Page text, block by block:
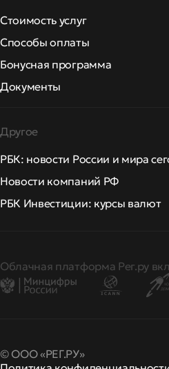
Стоимость услуг
Способы оплаты
Бонусная программа
Документы
Другое
РБК: новости России и мира
Новости компаний РФ
РБК Инвестиции: курсы валют
Облачная платформа Рег.ру
© ООО «РЕГ.РУ»